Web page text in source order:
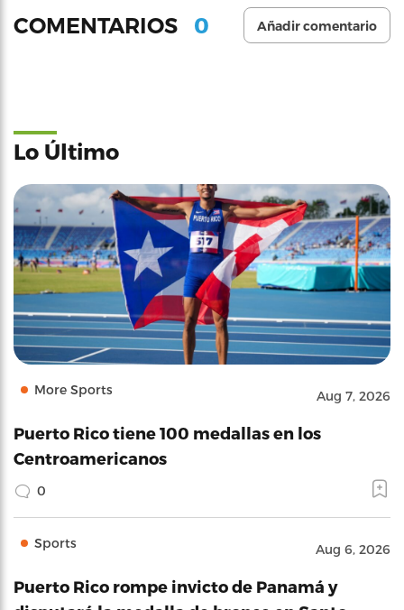
COMENTARIOS 0 Añadir comentario
Lo Último
More Sports Aug 7, 2026
Puerto Rico tiene 100 medallas en los
Centroamericanos
0
Sports Aug 6, 2026
Puerto Rico rompe invicto de Panamá y